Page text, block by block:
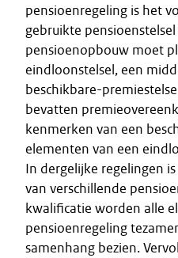
pensioenregeling is het
gebruikte
pensioenopbouw moet
eindloonstelsel, een
beschikbare-
bevatten
kenmerken van een
elementen van een
In dergelijke regelingen
van verschillende
kwalificatie worden alle
pensioenregeling
samenhang bezien.